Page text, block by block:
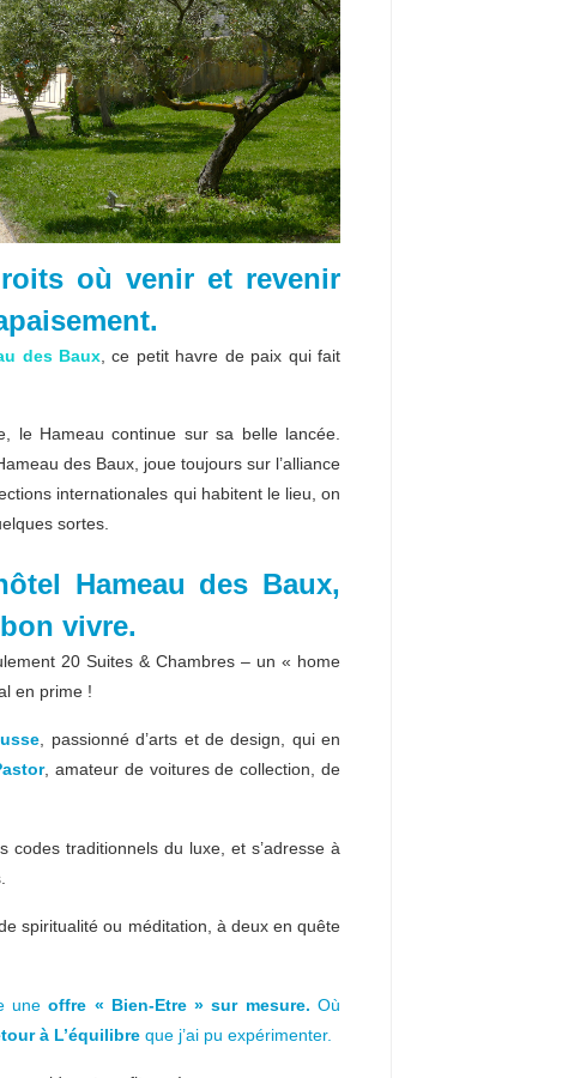
où venir et revenir
des Baux , ce petit havre de paix qui fait
le Hameau continue sur sa belle lancée.
des Baux, joue toujours sur l’alliance
internationales qui habitent le lieu, on
sortes.
Hameau des Baux,
vivre.
20 Suites & Chambres – un « home
en prime !
, passionné d’arts et de design, qui en
, amateur de voitures de collection, de
codes traditionnels du luxe, et s’adresse à
spiritualité ou méditation, à deux en quête
une offre « Bien-Etre » sur mesure. Où
à L’équilibre que j’ai pu expérimenter.